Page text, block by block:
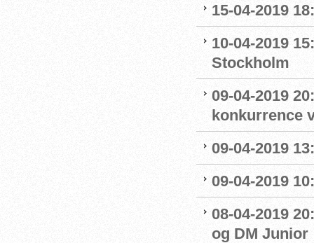
15-04-2019
10-04-2019
Stockholm
09-04-2019
konkurrence
09-04-2019
09-04-2019
08-04-2019
og DM Junior